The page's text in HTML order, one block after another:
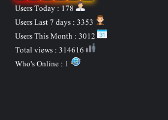
Users Today : 178